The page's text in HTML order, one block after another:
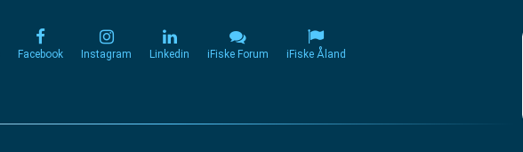
Facebook Instagram Linkedin iFiske Forum iFiske Åland